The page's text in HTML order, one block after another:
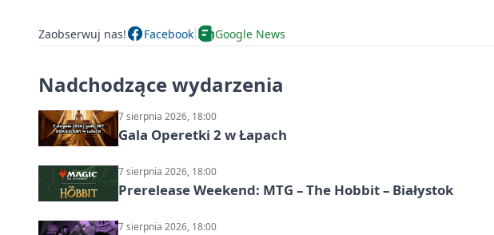
Zaobserwuj nas! Facebook Google News
Nadchodzące wydarzenia
7 sierpnia 2026, 18:00
Gala Operetki 2 w Łapach
7 sierpnia 2026, 18:00
Prerelease Weekend: MTG – The Hobbit – Białystok
7 sierpnia 2026, 18:00